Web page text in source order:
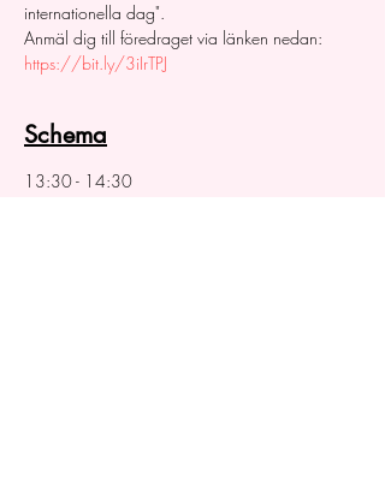
internationella dag".
Anmäl dig till föredraget via länken nedan:
https://bit.ly/3iIrTPJ
Schema
13:30 - 14:30